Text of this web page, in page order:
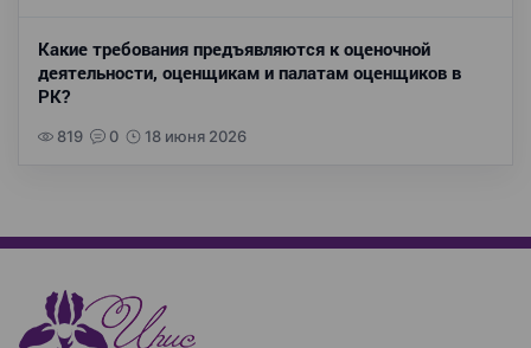
Какие требования предъявляются к оценочной
деятельности, оценщикам и палатам оценщиков в
РК?
819 0 18 июня 2026